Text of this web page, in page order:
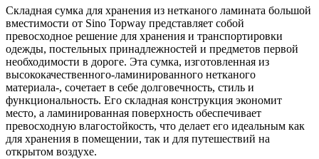
Складная сумка для хранения из нетканого ламината большой
вместимости от Sino Topway представляет собой
превосходное решение для хранения и транспортировки
одежды, постельных принадлежностей и предметов первой
необходимости в дороге. Эта сумка, изготовленная из
высококачественного-ламинированного нетканого
материала-, сочетает в себе долговечность, стиль и
функциональность. Его складная конструкция экономит
место, а ламинированная поверхность обеспечивает
превосходную влагостойкость, что делает его идеальным как
для хранения в помещении, так и для путешествий на
открытом воздухе.